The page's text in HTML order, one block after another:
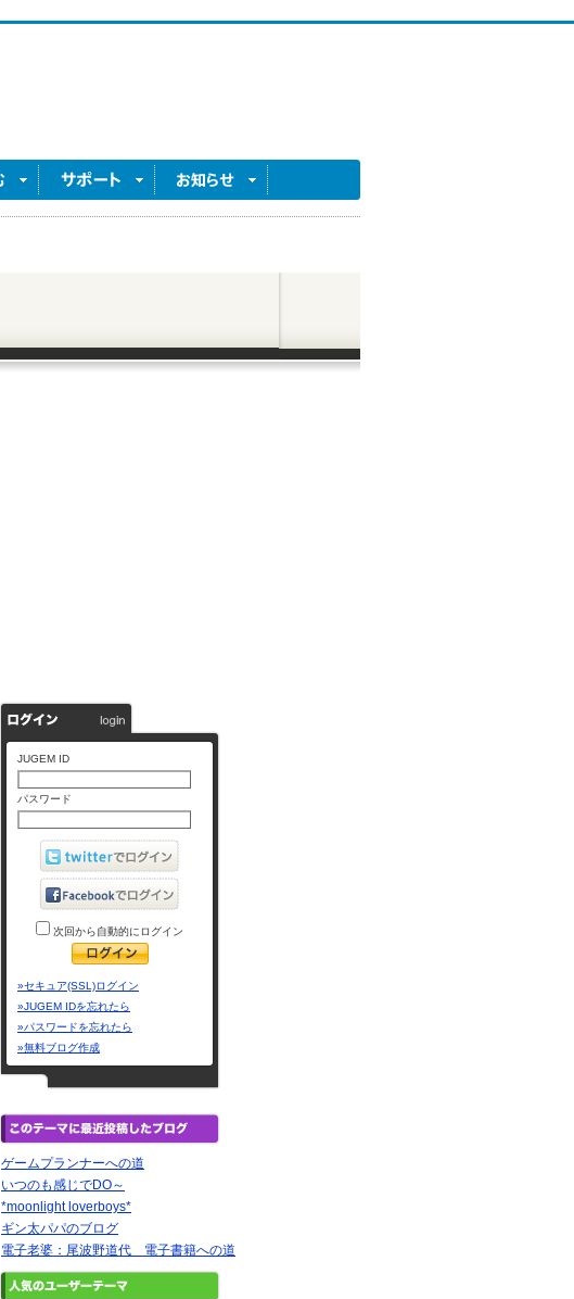
JUGEM ID
パスワード
次回から自動的にログイン
»セキュア(SSL)ログイン
»JUGEM IDを忘れたら
»パスワードを忘れたら
»無料ブログ作成
ゲームプランナーへの道
いつのも感じでDO～
*moonlight loverboys*
ギン太パパのブログ
電子老婆：尾波野道代 電子書籍への道